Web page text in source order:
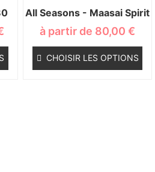
All Seasons - Maasai Spirit
à partir de 80,00€
CHOISIR LES OPTIONS